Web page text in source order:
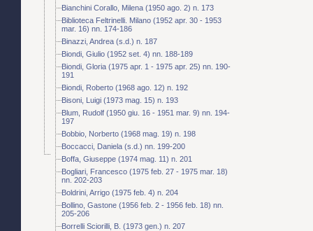
Bianchini Corallo, Milena (1950 ago. 2) n. 173
Biblioteca Feltrinelli. Milano (1952 apr. 30 - 1953
mar. 16) nn. 174-186
Binazzi, Andrea (s.d.) n. 187
Biondi, Giulio (1952 set. 4) nn. 188-189
Biondi, Gloria (1975 apr. 1 - 1975 apr. 25) nn. 190-
191
Biondi, Roberto (1968 ago. 12) n. 192
Bisoni, Luigi (1973 mag. 15) n. 193
Blum, Rudolf (1950 giu. 16 - 1951 mar. 9) nn. 194-
197
Bobbio, Norberto (1968 mag. 19) n. 198
Boccacci, Daniela (s.d.) nn. 199-200
Boffa, Giuseppe (1974 mag. 11) n. 201
Bogliari, Francesco (1975 feb. 27 - 1975 mar. 18)
nn. 202-203
Boldrini, Arrigo (1975 feb. 4) n. 204
Bollino, Gastone (1956 feb. 2 - 1956 feb. 18) nn.
205-206
Borrelli Sciorilli, B. (1973 gen.) n. 207